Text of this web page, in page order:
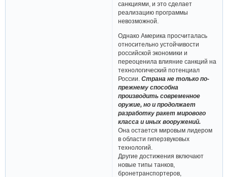
санкциями, и это сделает
реализацию программы
невозможной.
Однако Америка просчиталась
относительно устойчивости
российской экономики и
переоценила влияние санкций на
технологический потенциал
России.Страна не только по-
прежнему способна
производить современное
оружие, но и продолжает
разработку ракет мирового
класса и иных вооружений.
Она остается мировым лидером
в области гиперзвуковых
технологий.
Другие достижения включают
новые типы танков,
бронетранспортеров,